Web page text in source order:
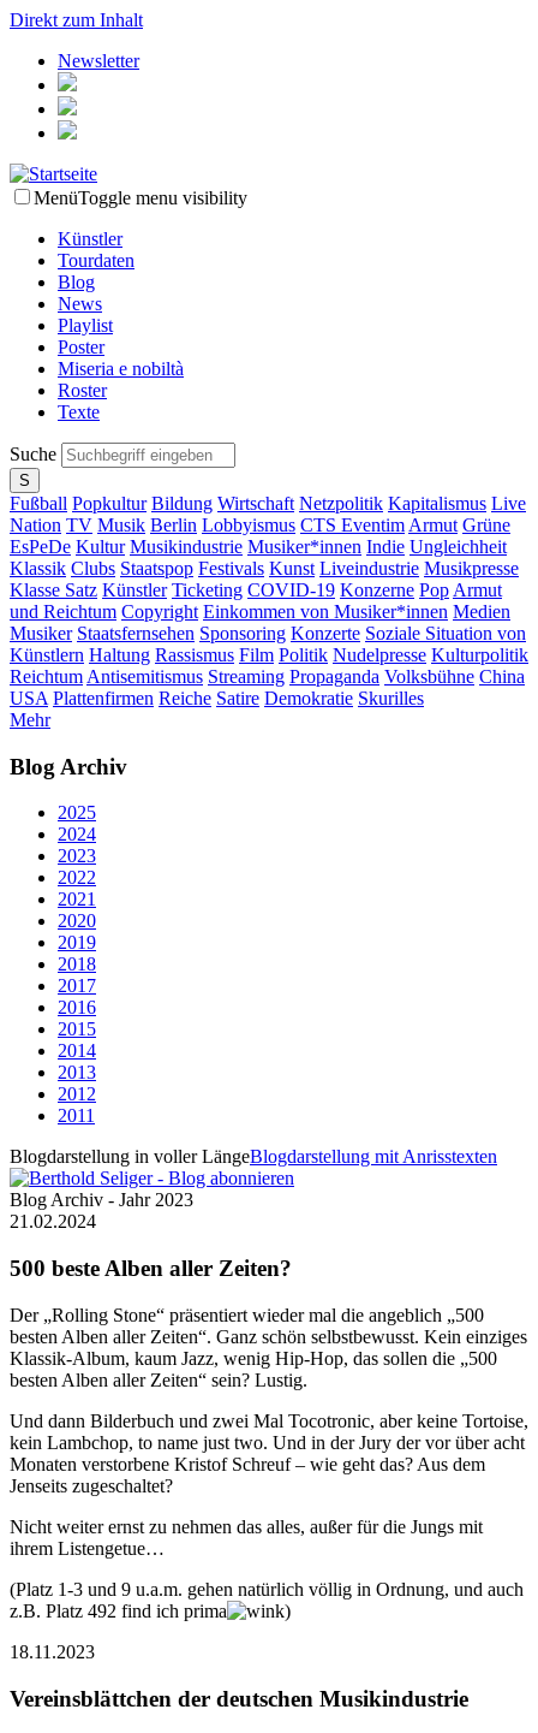
Direkt zum Inhalt
Newsletter
MenüToggle menu visibility
Künstler
Tourdaten
Blog
News
Playlist
Poster
Miseria e nobiltà
Roster
Texte
Suche
Fußball Popkultur Bildung Wirtschaft Netzpolitik Kapitalismus Live
Nation TV Musik Berlin Lobbyismus CTS Eventim Armut Grüne
EsPeDe Kultur Musikindustrie Musiker*innen Indie Ungleichheit
Klassik Clubs Staatspop Festivals Kunst Liveindustrie Musikpresse
Klasse Satz Künstler Ticketing COVID-19 Konzerne Pop Armut
und Reichtum Copyright Einkommen von Musiker*innen Medien
Musiker Staatsfernsehen Sponsoring Konzerte Soziale Situation von
Künstlern Haltung Rassismus Film Politik Nudelpresse Kulturpolitik
Reichtum Antisemitismus Streaming Propaganda Volksbühne China
USA Plattenfirmen Reiche Satire Demokratie Skurilles
Mehr
Blog Archiv
2025
2024
2023
2022
2021
2020
2019
2018
2017
2016
2015
2014
2013
2012
2011
Blogdarstellung in voller LängeBlogdarstellung mit Anrisstexten
Blog Archiv - Jahr 2023
21.02.2024
500 beste Alben aller Zeiten?
Der „Rolling Stone“ präsentiert wieder mal die angeblich „500
besten Alben aller Zeiten“. Ganz schön selbstbewusst. Kein einziges
Klassik-Album, kaum Jazz, wenig Hip-Hop, das sollen die „500
besten Alben aller Zeiten“ sein? Lustig.
Und dann Bilderbuch und zwei Mal Tocotronic, aber keine Tortoise,
kein Lambchop, to name just two. Und in der Jury der vor über acht
Monaten verstorbene Kristof Schreuf – wie geht das? Aus dem
Jenseits zugeschaltet?
Nicht weiter ernst zu nehmen das alles, außer für die Jungs mit
ihrem Listengetue…
(Platz 1-3 und 9 u.a.m. gehen natürlich völlig in Ordnung, und auch
z.B. Platz 492 find ich prima
)
18.11.2023
Vereinsblättchen der deutschen Musikindustrie